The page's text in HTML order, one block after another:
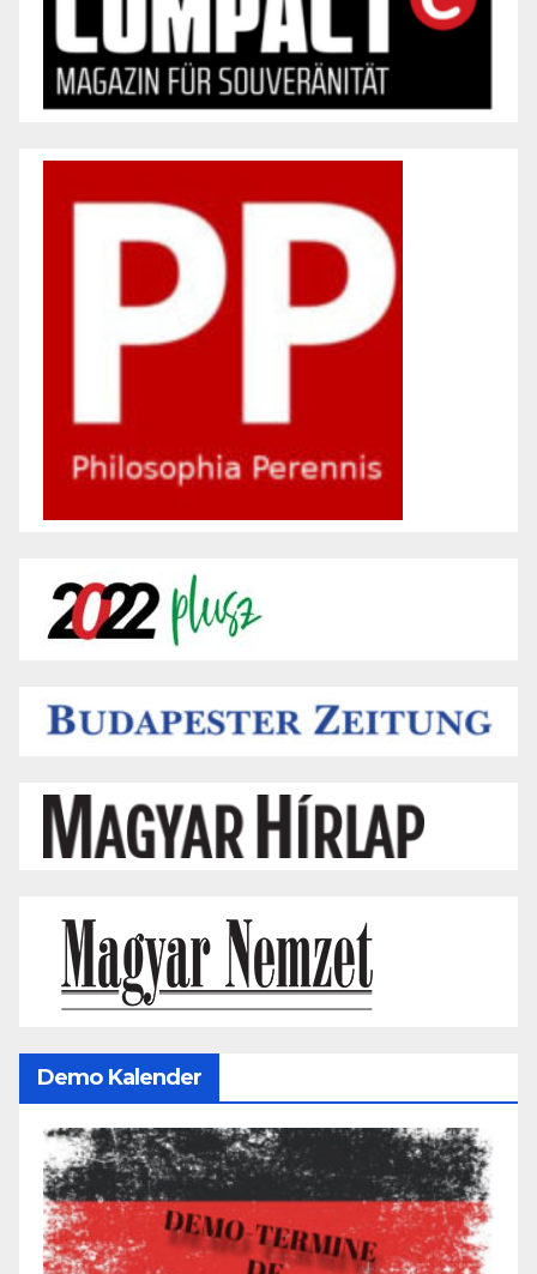
Demo Kalender